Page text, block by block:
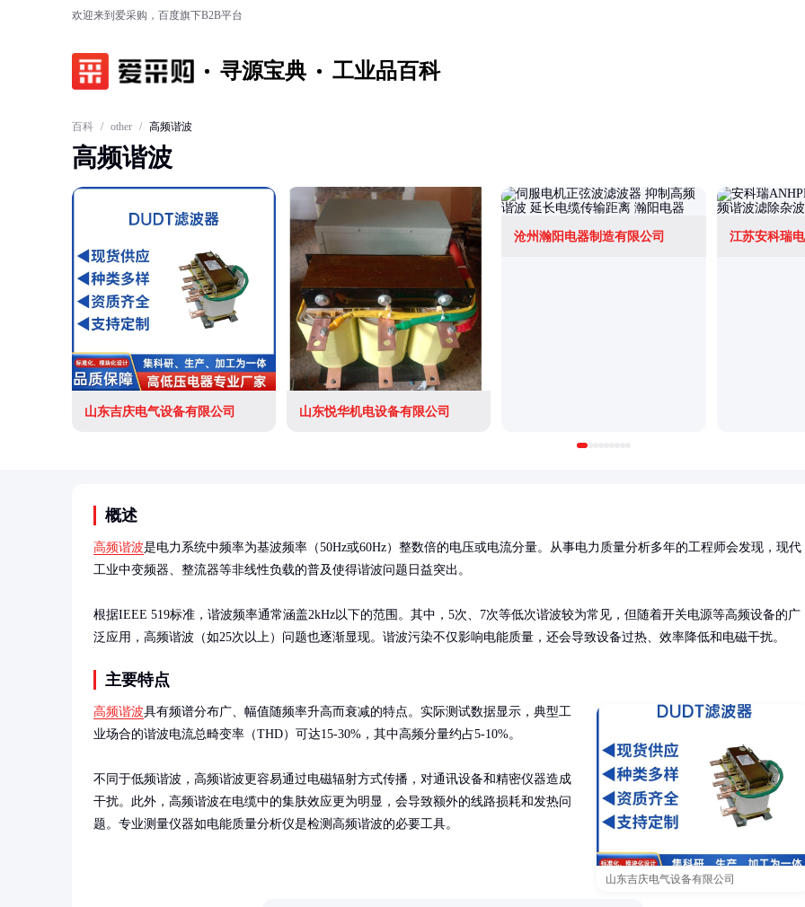
欢迎来到爱采购，百度旗下B2B平台
寻源宝典 工业品百科
百科 / other / 高频谐波
高频谐波
山东吉庆电气设备有限公司 山东悦华机电设备有限公司
沧州瀚阳电器制造有限公司 江苏安科瑞
概述
高频谐波是电力系统中频率为基波频率（50Hz或60Hz）整数倍的电压或电流分量。从事电力质量分析多年的工程师会发现，现代
工业中变频器、整流器等非线性负载的普及使得谐波问题日益突出。
根据IEEE 519标准，谐波频率通常涵盖2kHz以下的范围。其中，5次、7次等低次谐波较为常见，但随着开关电源等高频设备的广
泛应用，高频谐波（如25次以上）问题也逐渐显现。谐波污染不仅影响电能质量，还会导致设备过热、效率降低和电磁干扰。
主要特点
山东吉庆电气设备有限公司
高频谐波具有频谱分布广、幅值随频率升高而衰减的特点。实际测试数据显示，典型工
业场合的谐波电流总畸变率（THD）可达15-30%，其中高频分量约占5-10%。
不同于低频谐波，高频谐波更容易通过电磁辐射方式传播，对通讯设备和精密仪器造成
干扰。此外，高频谐波在电缆中的集肤效应更为明显，会导致额外的线路损耗和发热问
题。专业测量仪器如电能质量分析仪是检测高频谐波的必要工具。